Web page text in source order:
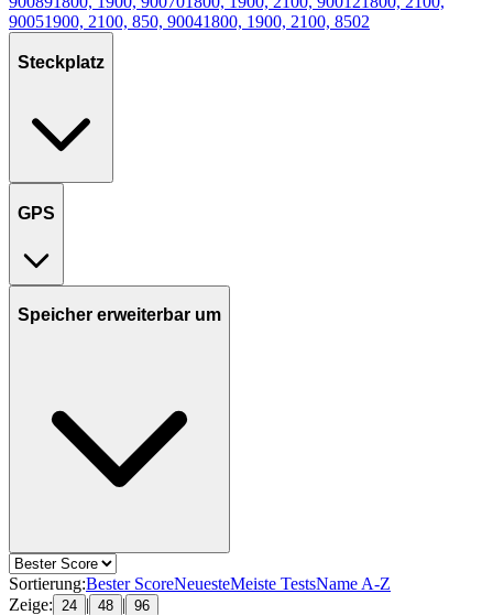
90051900, 2100, 850, 90041800, 1900, 2100, 8502
Steckplatz
GPS
Speicher erweiterbar um
Sortierung:Bester ScoreNeuesteMeiste TestsName A-Z
Zeige:
24 | 48 | 96